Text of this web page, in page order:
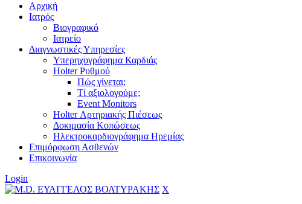
Αρχική
Ιατρός
Βιογραφικό
Ιατρείο
Διαγνωστικές Υπηρεσίες
Υπερηχογράφημα Καρδιάς
Holter Ρυθμού
Πώς γίνεται;
Τί αξιολογούμε;
Event Monitors
Holter Αρτηριακής Πιέσεως
Δοκιμασία Κοπώσεως
Ηλεκτροκαρδιογράφημα Ηρεμίας
Επιμόρφωση Ασθενών
Επικοινωνία
Login
X